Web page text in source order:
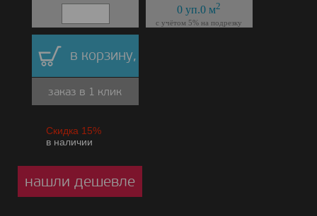
0 уп.0 м2
с учётом 5% на подрезку
в корзину,
заказ в 1 клик
Скидка 15%
в наличии
нашли дешевле